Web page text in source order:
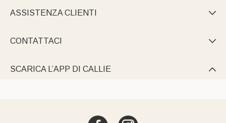
ASSISTENZA CLIENTI 
CONTATTACI 
SCARICA L’APP DI CALLIE 